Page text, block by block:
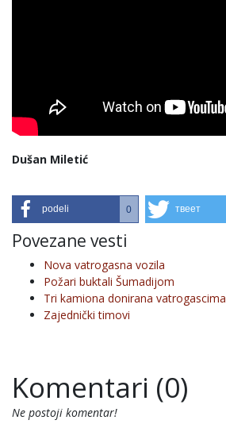
Dušan Miletić
podeli 0 твеет
Povezane vesti
Nova vatrogasna vozila
Požari buktali Šumadijom
Tri kamiona donirana vatrogascima
Zajednički timovi
Komentari (0)
Ne postoji komentar!